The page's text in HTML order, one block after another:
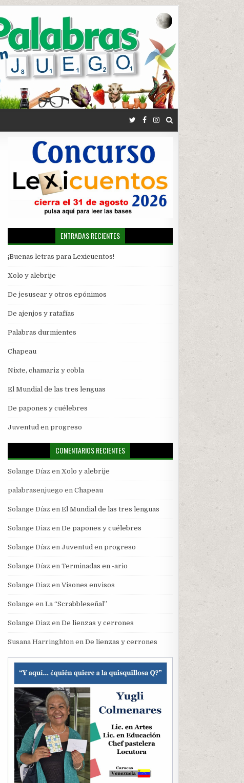
ENTRADAS RECIENTES
¡Buenas letras para Lexicuentos!
Xolo y alebrije
De jesusear y otros epónimos
De ajenjos y ratafías
Palabras durmientes
Chapeau
Nixte, chamariz y cobla
El Mundial de las tres lenguas
De papones y cuélebres
Juventud en progreso
COMENTARIOS RECIENTES
Solange Díaz enXolo y alebrije
palabrasenjuego enChapeau
Solange Díaz enEl Mundial de las tres lenguas
Solange Diaz enDe papones y cuélebres
Solange Díaz enJuventud en progreso
Solange Díaz enTerminadas en -ario
Solange Diaz enVisones envisos
Solange enLa “Scrabbleseñal”
Solange Diaz enDe lienzas y cerrones
Susana Harringhton enDe lienzas y cerrones